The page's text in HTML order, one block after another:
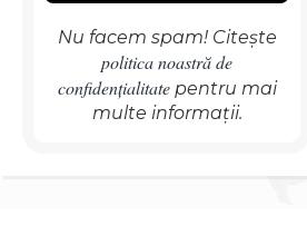
Nu facem spam! Citește
politica noastră de
confidențialitatepentru mai
multe informații.